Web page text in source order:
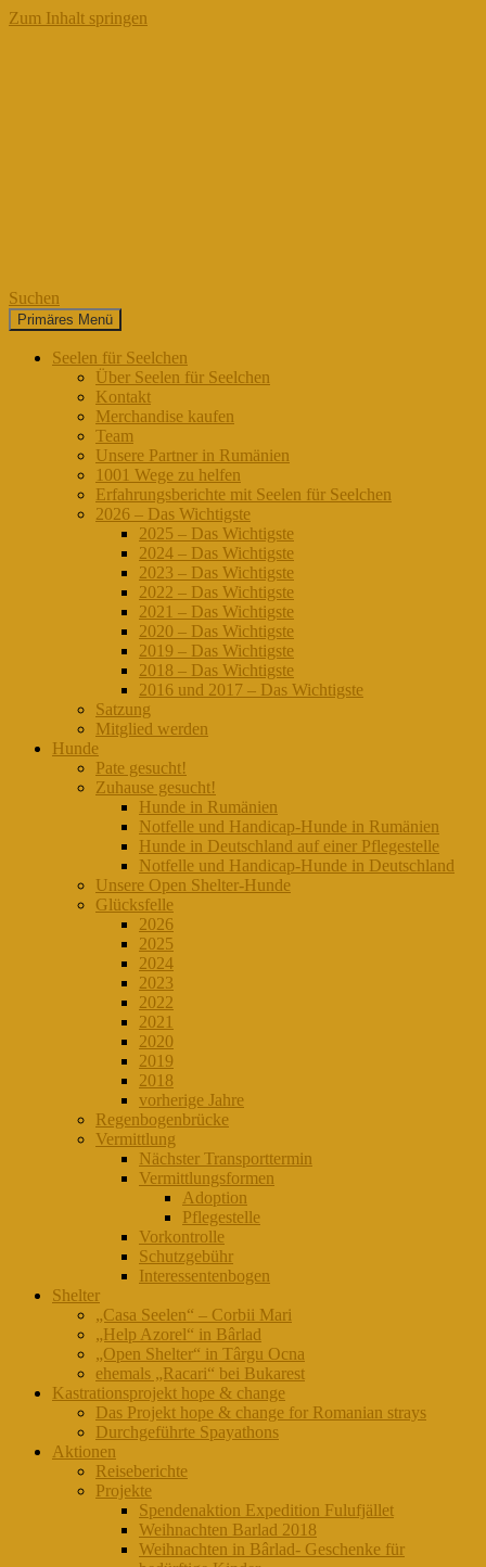
Zum Inhalt springen
Seelen für Seelchen
Suchen
Primäres Menü
Seelen für Seelchen
Über Seelen für Seelchen
Kontakt
Merchandise kaufen
Team
Unsere Partner in Rumänien
1001 Wege zu helfen
Erfahrungsberichte mit Seelen für Seelchen
2026 – Das Wichtigste
2025 – Das Wichtigste
2024 – Das Wichtigste
2023 – Das Wichtigste
2022 – Das Wichtigste
2021 – Das Wichtigste
2020 – Das Wichtigste
2019 – Das Wichtigste
2018 – Das Wichtigste
2016 und 2017 – Das Wichtigste
Satzung
Mitglied werden
Hunde
Pate gesucht!
Zuhause gesucht!
Hunde in Rumänien
Notfelle und Handicap-Hunde in Rumänien
Hunde in Deutschland auf einer Pflegestelle
Notfelle und Handicap-Hunde in Deutschland
Unsere Open Shelter-Hunde
Glücksfelle
2026
2025
2024
2023
2022
2021
2020
2019
2018
vorherige Jahre
Regenbogenbrücke
Vermittlung
Nächster Transporttermin
Vermittlungsformen
Adoption
Pflegestelle
Vorkontrolle
Schutzgebühr
Interessentenbogen
Shelter
„Casa Seelen“ – Corbii Mari
„Help Azorel“ in Bârlad
„Open Shelter“ in Târgu Ocna
ehemals „Racari“ bei Bukarest
Kastrationsprojekt hope & change
Das Projekt hope & change for Romanian strays
Durchgeführte Spayathons
Aktionen
Reiseberichte
Projekte
Spendenaktion Expedition Fulufjället
Weihnachten Barlad 2018
Weihnachten in Bârlad- Geschenke für